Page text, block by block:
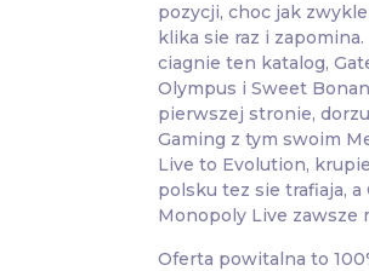
pozycji, choc jak
klika sie raz i zapomina.
ciagnie ten katalog,
Olympus i Sweet
pierwszej stronie,
Gaming z tym swoim
Live to Evolution,
polsku tez sie trafiaja, a
Monopoly Live zawsze
Oferta powitalna to